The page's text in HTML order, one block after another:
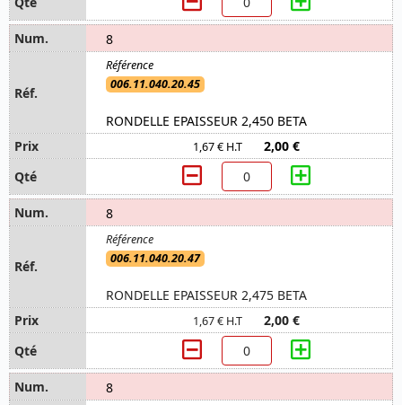
8
006.11.040.20.45
RONDELLE EPAISSEUR 2,450 BETA
1,67 € H.T 2,00 €
8
006.11.040.20.47
RONDELLE EPAISSEUR 2,475 BETA
1,67 € H.T 2,00 €
8